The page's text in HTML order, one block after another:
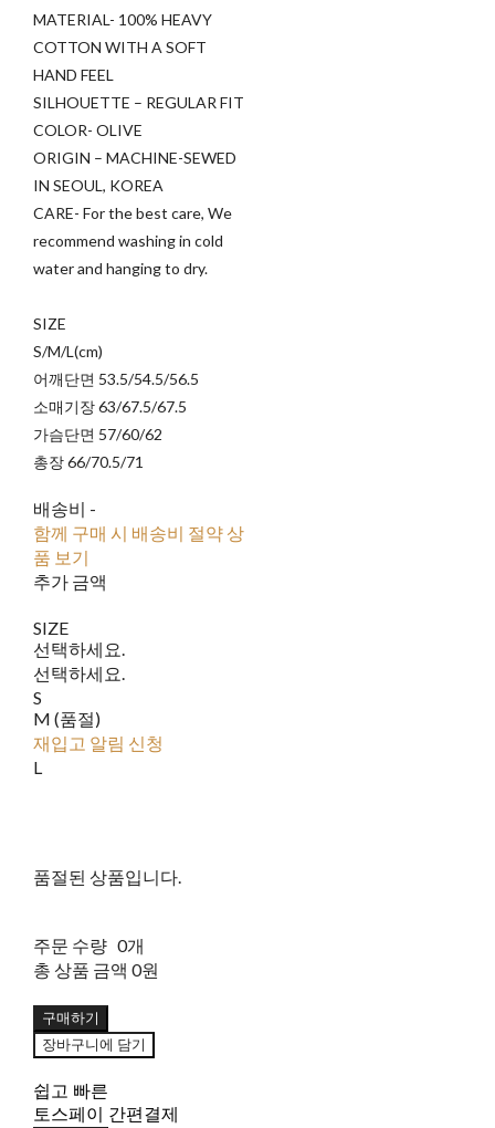
MATERIAL- 100% HEAVY
COTTON WITH A SOFT
HAND FEEL
SILHOUETTE – REGULAR FIT
COLOR- OLIVE
ORIGIN – MACHINE-SEWED
IN SEOUL, KOREA
CARE- For the best care, We
recommend washing in cold
water and hanging to dry.
SIZE
S/M/L(cm)
어깨단면 53.5/54.5/56.5
소매기장 63/67.5/67.5
가슴단면 57/60/62
총장 66/70.5/71
배송비 -
함께 구매 시 배송비 절약 상
품 보기
추가 금액
SIZE
선택하세요.
선택하세요.
S
M (품절)
재입고 알림 신청
L
품절된 상품입니다.
주문 수량 0개
총 상품 금액 0원
구매하기
장바구니에 담기
쉽고 빠른
토스페이 간편결제